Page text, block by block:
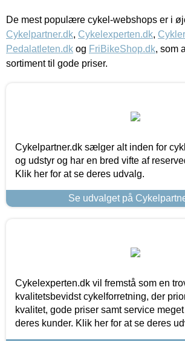
De mest populære cykel-webshops er i
Cykelpartner.dk, Cykelexperten.dk,
Pedalatleten.dk og FriBikeShop.dk, som
sortiment til gode priser.
Cykelpartner.dk sælger alt inden for
og udstyr og har en bred vifte af
Klik her for at se deres udvalg.
Se udvalget på
Cykelexperten.dk vil fremstå som en
kvalitetsbevidst cykelforretning, der
kvalitet, gode priser samt service
deres kunder. Klik her for at se deres